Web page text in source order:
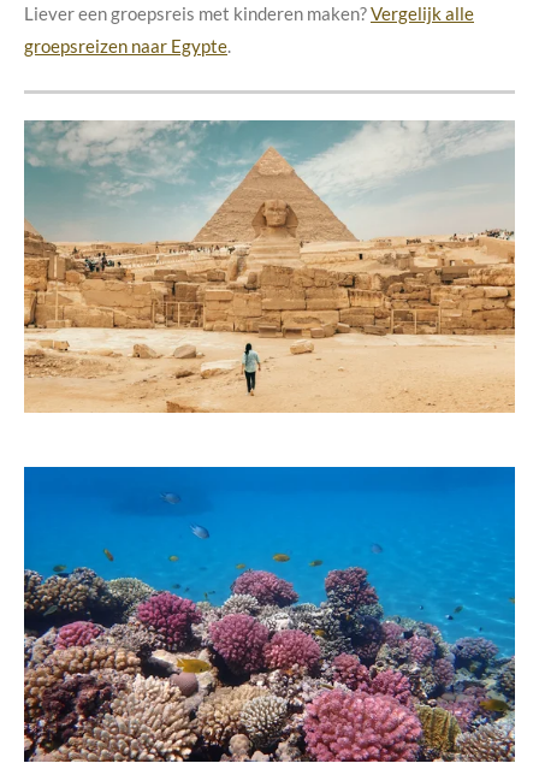
Liever een groepsreis met kinderen maken?Vergelijk alle
groepsreizen naar Egypte.